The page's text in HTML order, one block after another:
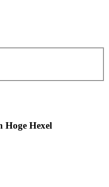
Hoge Hexel